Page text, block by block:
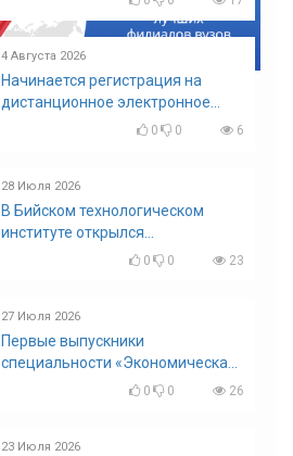
4 Августа 2026
Начинается регистрация на
дистанционное электронное
голосование на выборы!
0 0 6
28 Июля 2026
В Бийском технологическом
институте открылся
диссертационный совет!
0 0 23
27 Июля 2026
Первые выпускники
специальности «Экономическая
0 0 26
23 Июля 2026